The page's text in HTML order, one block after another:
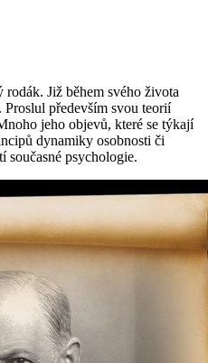
Již během svého života
Proslul především svou teorií
jeho objevů, které se týkají
dynamiky osobnosti či
současné psychologie.